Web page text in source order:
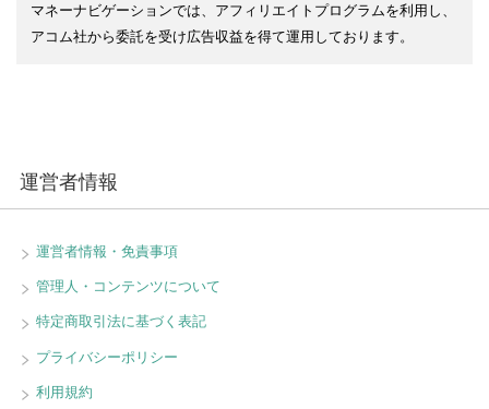
マネーナビゲーションでは、アフィリエイトプログラムを利用し、
アコム社から委託を受け広告収益を得て運用しております。
運営者情報
運営者情報・免責事項
管理人・コンテンツについて
特定商取引法に基づく表記
プライバシーポリシー
利用規約